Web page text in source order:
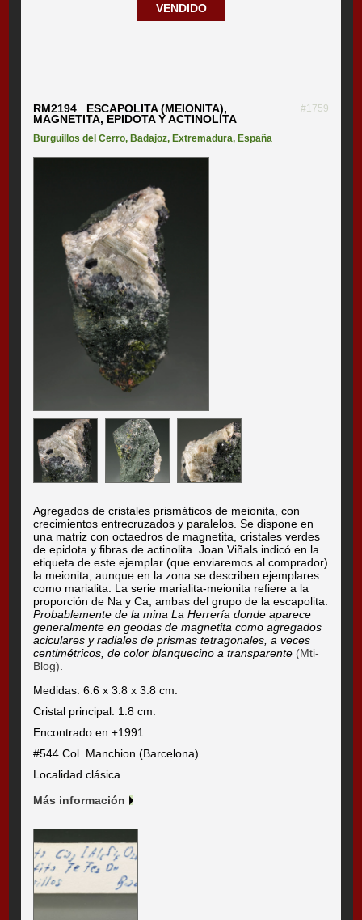
VENDIDO
RM2194 ESCAPOLITA (MEIONITA),
MAGNETITA, EPIDOTA Y ACTINOLITA
#1759
Burguillos del Cerro,Badajoz,Extremadura,España
Agregados de cristales prismáticos de meionita, con
crecimientos entrecruzados y paralelos. Se dispone en
una matriz con octaedros de magnetita, cristales verdes
de epidota y fibras de actinolita. Joan Viñals indicó en la
etiqueta de este ejemplar (que enviaremos al comprador)
la meionita, aunque en la zona se describen ejemplares
como marialita. La serie marialita-meionita refiere a la
proporción de Na y Ca, ambas del grupo de la escapolita.
Probablemente de la mina La Herrería donde aparece
generalmente en geodas de magnetita como agregados
aciculares y radiales de prismas tetragonales, a veces
centimétricos, de color blanquecino a transparente (Mti-
Blog)
Medidas: 6.6 x 3.8 x 3.8 cm.
Cristal principal: 1.8 cm.
Encontrado en ±1991.
#544 Col. Manchion (Barcelona).
Localidad clásica
Más información